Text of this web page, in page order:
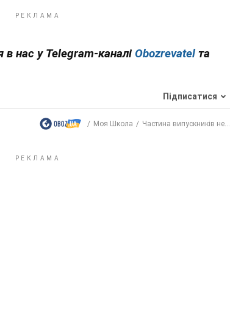
в нас у Telegram-каналі Obozrevatelта
Підписатися
Моя Школа Частина випускників не...